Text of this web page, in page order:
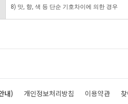
8) 맛, 향, 색 등 단순 기호차이에 의한 경우
내) 개인정보처리방침 이용약관